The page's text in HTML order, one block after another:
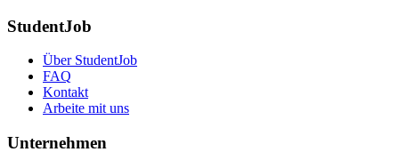
StudentJob
Über StudentJob
FAQ
Kontakt
Arbeite mit uns
Unternehmen